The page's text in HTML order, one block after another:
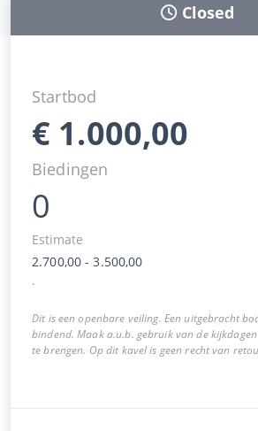
Closed
Startbod
€ 1.000,00
Biedingen
0
Estimate
2.700,00 -3.500,00
.
Dit is een openbare veiling. Een uitgebracht
bindend. Maak a.u.b. gebruik van de
te brengen. Op dit kavel is geen recht van